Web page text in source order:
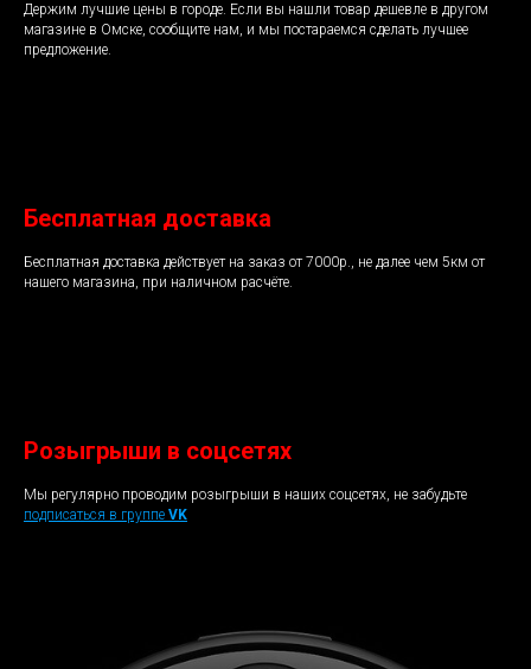
Держим лучшие цены в городе. Если вы нашли товар дешевле в другом
магазине в Омске, сообщите нам, и мы постараемся сделать лучшее
предложение.
Бесплатная доставка
Бесплатная доставка действует на заказ от 7000р., не далее чем 5км от
нашего магазина, при наличном расчёте.
Розыгрыши в соцсетях
Мы регулярно проводим розыгрыши в наших соцсетях, не забудьте
подписаться в группе VK